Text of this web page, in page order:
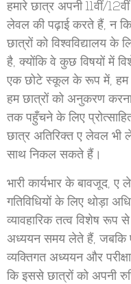
हमारे छात्र अपनी 11वीं/
लेवल की पढ़ाई करते हैं, न
छात्रों को विश्वविद्यालय के
है, क्योंकि वे कुछ विषयों में
एक छोटे स्कूल के रूप में, हम
हम छात्रों को अनुकरण करना
तक पहुँचने के लिए
छात्र अतिरिक्त ए लेवल
साथ निकल सकते हैं।
भारी कार्यभार के बावजूद,
गतिविधियों के लिए थोड़ा
व्यावहारिक तत्व विशेष
अध्ययन समय लेते हैं, जबकि
व्यक्तिगत अध्ययन और
कि इससे छात्रों को अपनी